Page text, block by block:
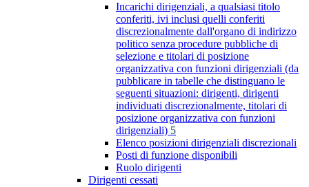
Incarichi dirigenziali, a qualsiasi titolo
conferiti, ivi inclusi quelli conferiti
discrezionalmente dall'organo di indirizzo
politico senza procedure pubbliche di
selezione e titolari di posizione
organizzativa con funzioni dirigenziali (da
pubblicare in tabelle che distinguano le
seguenti situazioni: dirigenti, dirigenti
individuati discrezionalmente, titolari di
posizione organizzativa con funzioni
dirigenziali) 5
Elenco posizioni dirigenziali discrezionali
Posti di funzione disponibili
Ruolo dirigenti
Dirigenti cessati